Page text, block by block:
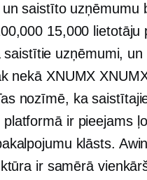
saistīto uzņēmumu
15,000 lietotāju
saistītie uzņēmumi, un
nekā XNUMX
nozīmē, ka
ir pieejams
klāsts. Awin
ir samērā